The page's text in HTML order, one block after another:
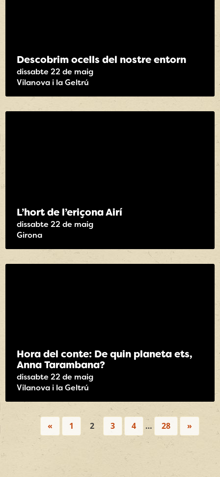
Descobrim ocells del nostre entorn
dissabte 22 de maig
Vilanova i la Geltrú
L’hort de l’eriçona Airí
dissabte 22 de maig
Girona
Hora del conte: De quin planeta ets,
Anna Tarambana?
dissabte 22 de maig
Vilanova i la Geltrú
« 1 2 3 4 … 28 »